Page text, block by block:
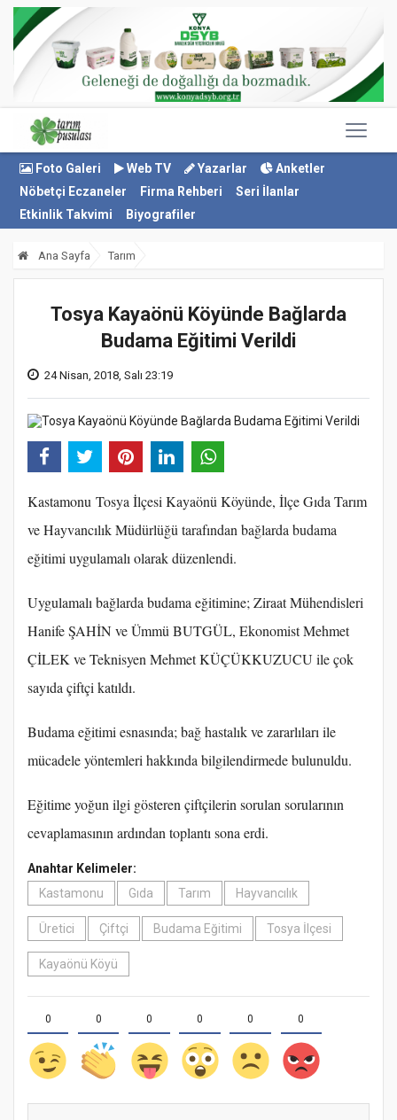
Foto Galeri Web TV Yazarlar
Anketler
Nöbetçi Eczaneler
Firma Rehberi
Seri İlanlar
Etkinlik Takvimi
Biyografiler
Ana Sayfa Tarım
Tosya Kayaönü Köyünde Bağlarda
Budama Eğitimi Verildi
24 Nisan, 2018, Salı 23:19
Kastamonu Tosya İlçesi Kayaönü Köyünde, İlçe Gıda Tarım
ve Hayvancılık Müdürlüğü tarafından bağlarda budama
eğitimi uygulamalı olarak düzenlendi.
Uygulamalı bağlarda budama eğitimine; Ziraat Mühendisleri
Hanife ŞAHİN ve Ümmü BUTGÜL, Ekonomist Mehmet
ÇİLEK ve Teknisyen Mehmet KÜÇÜKKUZUCU ile çok
sayıda çiftçi katıldı.
Budama eğitimi esnasında; bağ hastalık ve zararlıları ile
mücadele yöntemleri hakkında bilgilendirmede bulunuldu.
Eğitime yoğun ilgi gösteren çiftçilerin sorulan sorularının
cevaplamasının ardından toplantı sona erdi.
Anahtar Kelimeler:
Kastamonu
Gıda Tarım Hayvancılık
Üretici Çiftçi Budama Eğitimi Tosya İlçesi
Kayaönü Köyü
0 0 0 0 0 0